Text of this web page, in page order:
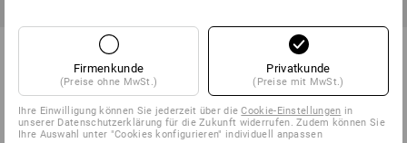
2x e.s. Bau/Tieflochmarker
profi + Ersatzminen
Variante
22,97 € 17,73 €
(m. MwSt.)
Werkzeug-Set Sanitär inklusive
Werkzeugkoffer
Varianten
ab 781,85 €ab 630,58 €
(m. MwSt.)
Firmenkunde
(Preise ohne MwSt.)
Privatkunde
(Preise mit MwSt.)
Ihre Einwilligung können Sie jederzeit über dieCookie-Einstellungen in
unserer Datenschutzerklärung für die Zukunft widerrufen. Zudem können Sie
Ihre Auswahl unter "Cookies konfigurieren" individuell anpassen